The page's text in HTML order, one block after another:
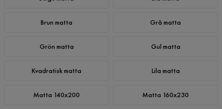
Brun matta Grå matta
Grön matta Gul matta
Kvadratisk matta Lila matta
Matta 140x200 Matta 160x230